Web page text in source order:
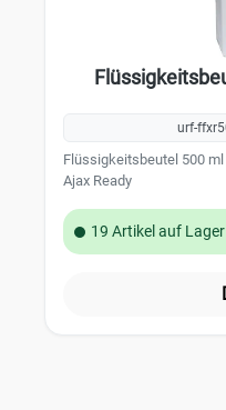
urf-
Flüssigkeitsbeutel 500
Ajax Ready
19 Artikel auf Lager